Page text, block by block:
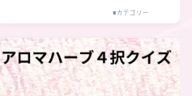
■カテゴリー